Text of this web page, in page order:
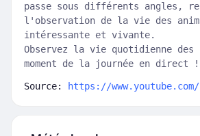
passe sous différents angles,
l'observation de la vie des
intéressante et vivante.
Observez la vie quotidienne
moment de la journée en direct !
Source: https://www.youtube.com/